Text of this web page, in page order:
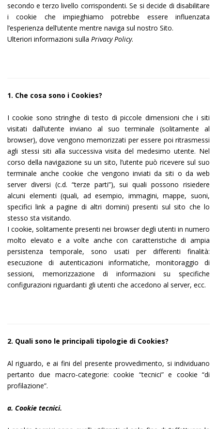
secondo e terzo livello corrispondenti. Se si decide di disabilitare
i cookie che impieghiamo potrebbe essere influenzata
l’esperienza dell’utente mentre naviga sul nostro Sito.
Ulteriori informazioni sulla Privacy Policy.
1. Che cosa sono i Cookies?
I cookie sono stringhe di testo di piccole dimensioni che i siti
visitati dall’utente inviano al suo terminale (solitamente al
browser), dove vengono memorizzati per essere poi ritrasmessi
agli stessi siti alla successiva visita del medesimo utente. Nel
corso della navigazione su un sito, l’utente può ricevere sul suo
terminale anche cookie che vengono inviati da siti o da web
server diversi (c.d. “terze parti”), sui quali possono risiedere
alcuni elementi (quali, ad esempio, immagini, mappe, suoni,
specifici link a pagine di altri domini) presenti sul sito che lo
stesso sta visitando.
I cookie, solitamente presenti nei browser degli utenti in numero
molto elevato e a volte anche con caratteristiche di ampia
persistenza temporale, sono usati per differenti finalità:
esecuzione di autenticazioni informatiche, monitoraggio di
sessioni, memorizzazione di informazioni su specifiche
configurazioni riguardanti gli utenti che accedono al server, ecc.
2. Quali sono le principali tipologie di Cookies?
Al riguardo, e ai fini del presente provvedimento, si individuano
pertanto due macro-categorie: cookie “tecnici” e cookie “di
profilazione”.
a. Cookie tecnici.